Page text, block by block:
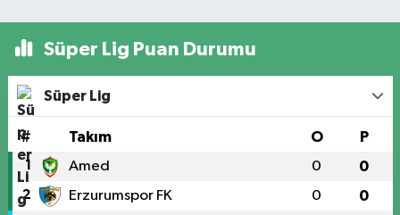
Süper Lig Puan Durumu
Süper Lig
# Takım O P
1 Amed 0 0
2 Erzurumspor FK 0 0